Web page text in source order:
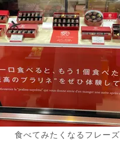
食べてみたくなるフレーズ